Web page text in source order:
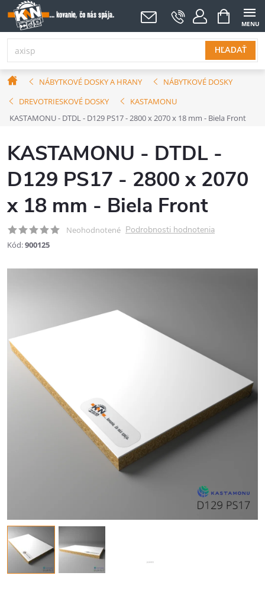
Prejsť
na
obsah
HĽADAŤ
NÁKUPNÝ
KOŠÍK
DomovNÁBYTKOVÉ DOSKY A HRANY
NÁBYTKOVÉ DOSKY
DREVOTRIESKOVÉ DOSKY
KASTAMONU
KASTAMONU - DTDL - D129 PS17 - 2800 x 2070 x 18 mm - Biela Front
KASTAMONU - DTDL -
D129 PS17 - 2800 x 2070
x 18 mm - Biela Front
Neohodnotené Podrobnosti hodnotenia
Kód:900125